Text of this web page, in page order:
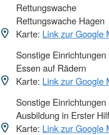
Rettungswache
Rettungswache Hagen
Karte: Link zur Google
Sonstige Einrichtungen
Essen auf Rädern
Karte: Link zur Google
Sonstige Einrichtungen
Ausbildung in Erster
Karte: Link zur Google